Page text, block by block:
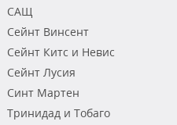
САЩ
Сейнт Винсент
Сейнт Китс и Невис
Сейнт Лусия
Синт Мартен
Тринидад и Тобаго